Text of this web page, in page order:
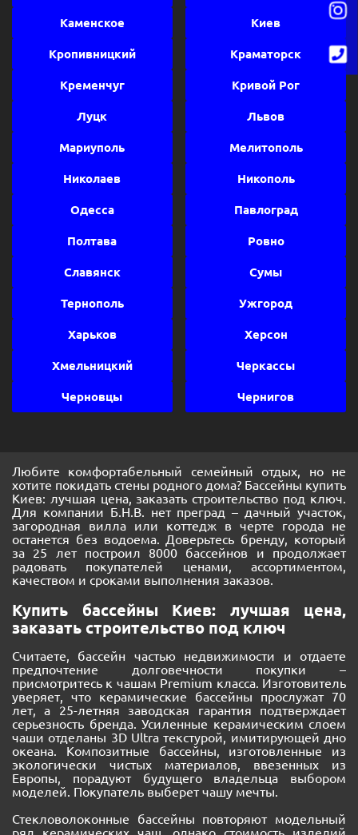
Каменское
Киев
Кропивницкий
Краматорск
Кременчуг
Кривой Рог
Луцк
Львов
Мариуполь
Мелитополь
Николаев
Никополь
Одесса
Павлоград
Полтава
Ровно
Славянск
Сумы
Тернополь
Ужгород
Харьков
Херсон
Хмельницкий
Черкассы
Черновцы
Чернигов
Любите комфортабельный семейный отдых, но не
хотите покидать стены родного дома? Бассейны купить
Киев: лучшая цена, заказать строительство под ключ.
Для компании Б.Н.В. нет преград – дачный участок,
загородная вилла или коттедж в черте города не
останется без водоема. Доверьтесь бренду, который
за 25 лет построил 8000 бассейнов и продолжает
радовать покупателей ценами, ассортиментом,
качеством и сроками выполнения заказов.
Купить бассейны Киев: лучшая цена,
заказать строительство под ключ
Считаете, бассейн частью недвижимости и отдаете
предпочтение долговечности покупки –
присмотритесь к чашам Premium класса. Изготовитель
уверяет, что керамические бассейны прослужат 70
лет, а 25-летняя заводская гарантия подтверждает
серьезность бренда. Усиленные керамическим слоем
чаши отделаны 3D Ultra текстурой, имитирующей дно
океана. Композитные бассейны, изготовленные из
экологически чистых материалов, ввезенных из
Европы, порадуют будущего владельца выбором
моделей. Покупатель выберет чашу мечты.
Стекловолоконные бассейны повторяют модельный